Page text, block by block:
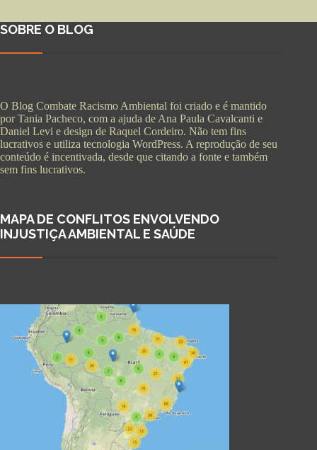
SOBRE O BLOG
O Blog Combate Racismo Ambiental foi criado e é mantido
por Tania Pacheco, com a ajuda de Ana Paula Cavalcanti e
Daniel Levi e design de Raquel Cordeiro. Não tem fins
lucrativos e utiliza tecnologia WordPress. A reprodução de seu
conteúdo é incentivada, desde que citando a fonte e também
sem fins lucrativos.
MAPA DE CONFLITOS ENVOLVENDO
INJUSTIÇA AMBIENTAL E SAÚDE